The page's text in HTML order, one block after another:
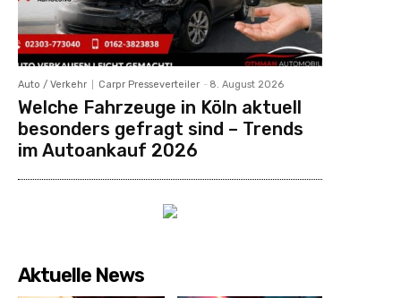
Auto / Verkehr Carpr Presseverteiler - 8. August 2026
Welche Fahrzeuge in Köln aktuell
besonders gefragt sind – Trends
im Autoankauf 2026
Aktuelle News